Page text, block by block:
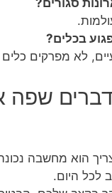
סגורים?
בכלים?
לא מפרקים כלים
הוא מחשבה
לכל היום.